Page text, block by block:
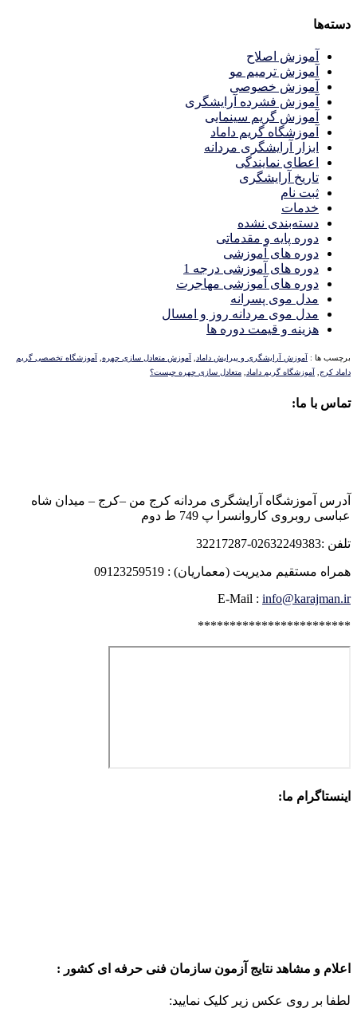
دسته‌ها
آموزش اصلاح
آموزش ترمیم مو
آموزش خصوصی
آموزش فشرده آرایشگری
آموزش گریم سینمایی
آموزشگاه گریم داماد
ابزار آرایشگری مردانه
اعطای نمایندگی
تاریخ آرایشگری
ثبت نام
خدمات
دسته‌بندی نشده
دوره پایه و مقدماتی
دوره های آموزشی
دوره های آموزشی درجه 1
دوره های آموزشی مهاجرت
مدل موی پسرانه
مدل موی مردانه روز و امسال
هزینه و قیمت دوره ها
برچسب ها : آموزش آرایشگری و پیرایش داماد, آموزش متعادل سازی چهره, آموزشگاه تخصصی گریم
داماد کرج, آموزشگاه گریم داماد, متعادل سازی چهره چیست؟
تماس با ما:
آدرس آموزشگاه آرایشگری مردانه کرج من –کرج – میدان شاه
عباسی روبروی کاروانسرا پ 749 ط دوم
تلفن :02632249383-32217287
همراه مستقیم مدیریت (معماریان) : 09123259519
E-Mail : info@karajman.ir
************************
اینستاگرام ما:
اعلام و مشاهد نتایج آزمون سازمان فنی حرفه ای کشور :
لطفا بر روی عکس زیر کلیک نمایید: